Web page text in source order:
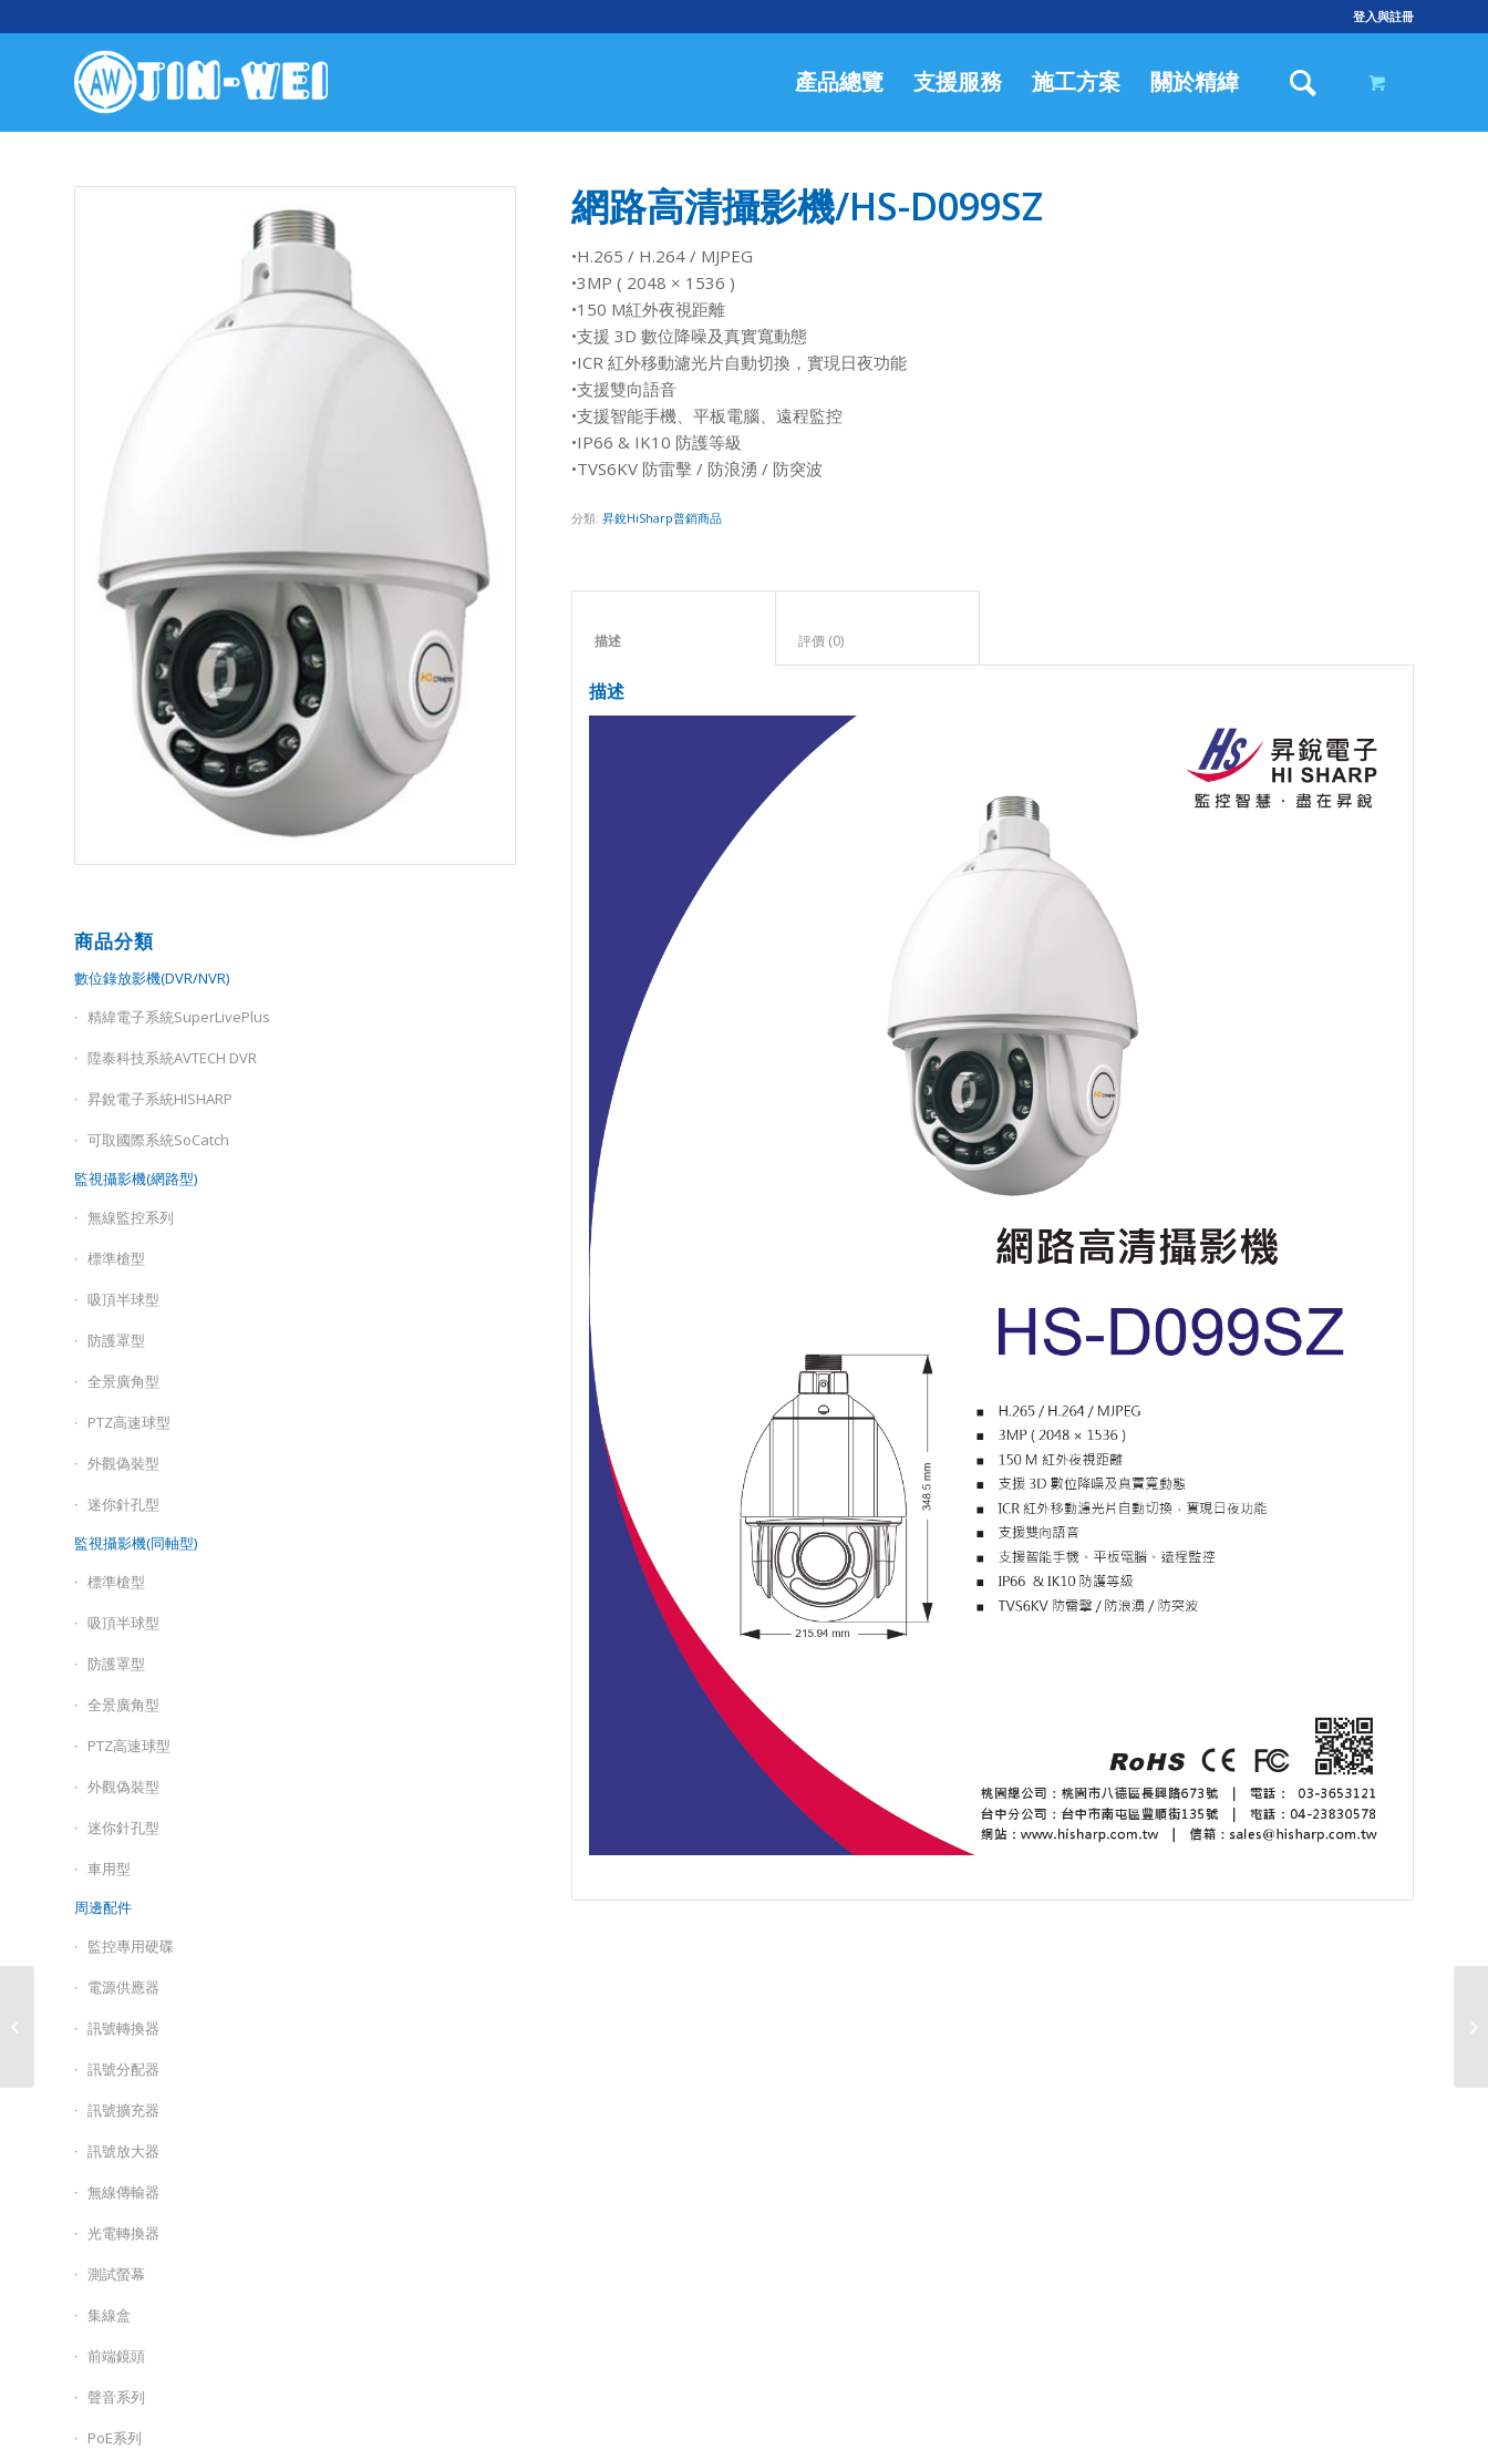
登入與註冊
產品總覽 支援服務 施工方案 關於精緯
商品分類
數位錄放影機(DVR/NVR)
精緯電子系統SuperLivePlus
陞泰科技系統AVTECH DVR
昇銳電子系統HISHARP
可取國際系統SoCatch
監視攝影機(網路型)
無線監控系列
標準槍型
吸頂半球型
防護罩型
全景廣角型
PTZ高速球型
外觀偽裝型
迷你針孔型
監視攝影機(同軸型)
標準槍型
吸頂半球型
防護罩型
全景廣角型
PTZ高速球型
外觀偽裝型
迷你針孔型
車用型
周邊配件
監控專用硬碟
電源供應器
訊號轉換器
訊號分配器
訊號擴充器
訊號放大器
無線傳輸器
光電轉換器
測試螢幕
集線盒
前端鏡頭
聲音系列
PoE系列
網路高清攝影機/HS-D099SZ
•H.265 / H.264 / MJPEG
•3MP ( 2048 × 1536 )
•150 M紅外夜視距離
•支援 3D 數位降噪及真實寬動態
•ICR 紅外移動濾光片自動切換，實現日夜功能
•支援雙向語音
•支援智能手機、平板電腦、遠程監控
•IP66 & IK10 防護等級
•TVS6KV 防雷擊 / 防浪湧 / 防突波
分類:昇銳HiSharp普銷商品
描述
D099SY